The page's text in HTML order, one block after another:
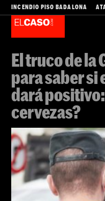
INCENDIO PISO BADALONA
El truco de la
para saber
dará
cervezas?